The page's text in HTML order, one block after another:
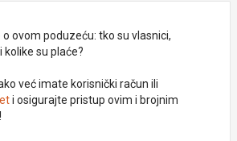
ovom poduzeću: tko su vlasnici,
kolike su plaće?
već imate korisnički račun ili
i osigurajte pristup ovim i brojnim